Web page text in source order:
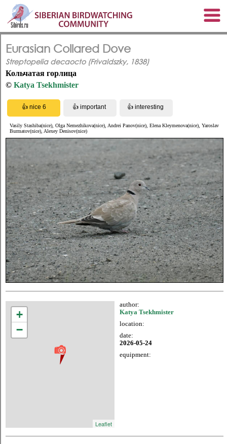
Eurasian Collared Dove
Streptopelia decaocto (Frivaldszky, 1838)
Кольчатая горлица
© Katya Tsekhmister
Vasily Stashiba(nice), Olga Nemezhikova(nice), Andrei Panov(nice), Elena Kleymenova(nice), Yaroslav
Burmatov(nice), Alexey Denisov(nice)
+
−
Leaflet
author:
Katya Tsekhmister
location:
date:
2026-05-24
equipment: